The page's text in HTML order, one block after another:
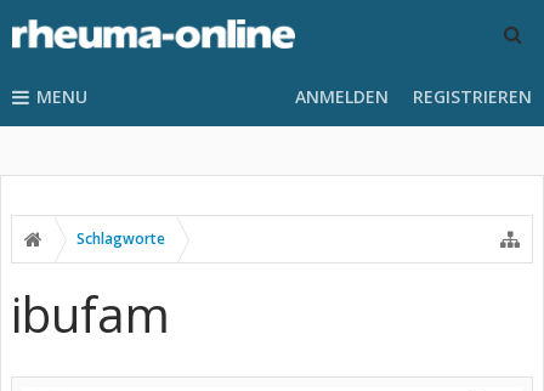
MENU ANMELDEN REGISTRIEREN
Schlagworte
ibufam